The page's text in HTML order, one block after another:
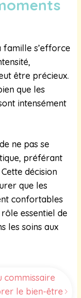
famille s’efforce
être précieux.
que les
intensément
ne pas se
préférant
décision
que les
confortables
essentiel de
les soins aux
commissaire
le bien-être